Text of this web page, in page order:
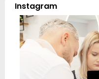
Instagram